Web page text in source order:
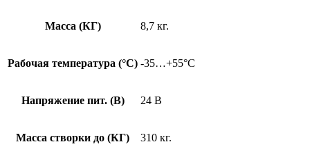
Масса (КГ) 8,7 кг.
Рабочая температура (°C) -35…+55°C
Напряжение пит. (В) 24 В
Масса створки до (КГ) 310 кг.